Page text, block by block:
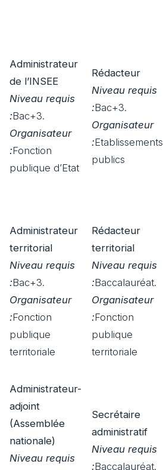
Administrateur
de l’INSEE
Niveau requis
:Bac+3.
Organisateur
:Fonction
publique d’Etat
Rédacteur
Niveau requis
:Bac+3.
Organisateur
:Etablissements
publics
Administrateur
territorial
Niveau requis
:Bac+3.
Organisateur
:Fonction
publique
territoriale
Rédacteur
territorial
Niveau requis
:Baccalauréat.
Organisateur
:Fonction
publique
territoriale
Administrateur-
adjoint
(Assemblée
nationale)
Niveau requis
Secrétaire
administratif
Niveau requis
:Baccalauréat.